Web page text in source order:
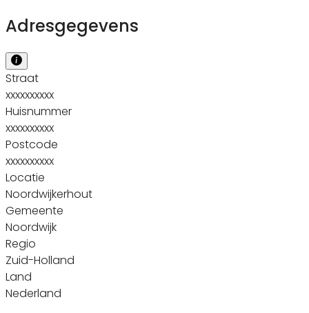
Adresgegevens
Straat
xxxxxxxxxx
Huisnummer
xxxxxxxxxx
Postcode
xxxxxxxxxx
Locatie
Noordwijkerhout
Gemeente
Noordwijk
Regio
Zuid-Holland
Land
Nederland